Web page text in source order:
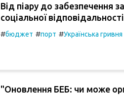
Від піару до забезпечення
соціальної
#бюджет #порт #Українська гривня
"Оновлення БЕБ: чи може